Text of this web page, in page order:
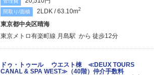
間取り/面積 2LDK / 63.10m2
東京都中央区晴海
東京メトロ有楽町線 月島駅 から 徒歩12分
ドゥ・トゥール ウエスト棟 ≪DEUX TOURS
CANAL & SPA WEST≫（40階）仲介手数料